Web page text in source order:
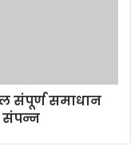
संपूर्ण समाधान